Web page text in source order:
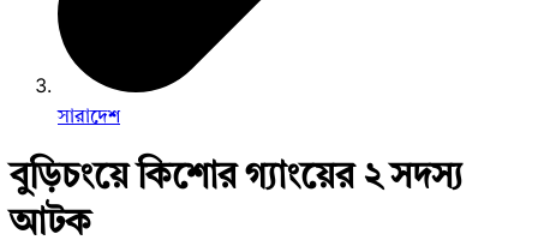
সারাদেশ
বুড়িচংয়ে কিশোর গ্যাংয়ের ২ সদস্য
আটক